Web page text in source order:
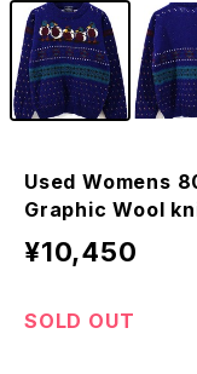
Used Womens
Graphic Wool
¥10,450
SOLD OUT